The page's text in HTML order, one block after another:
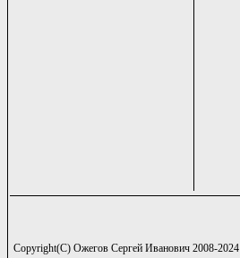
Copyright(C) Ожегов Сергей Иванович 2008-2024